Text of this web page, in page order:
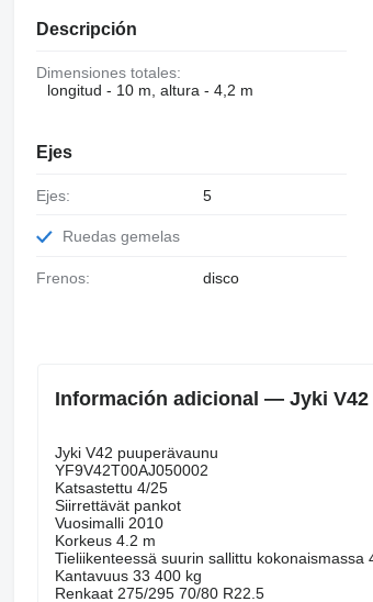
Descripción
Dimensiones totales:
longitud - 10 m, altura - 4,2 m
Ejes
Ejes: 5
Ruedas gemelas
Frenos: disco
Información adicional — Jyki
Jyki V42 puuperävaunu
YF9V42T00AJ050002
Katsastettu 4/25
Siirrettävät pankot
Vuosimalli 2010
Korkeus 4.2 m
Tieliikenteessä suurin sallittu kokonaismassa
Kantavuus 33 400 kg
Renkaat 275/295 70/80 R22.5